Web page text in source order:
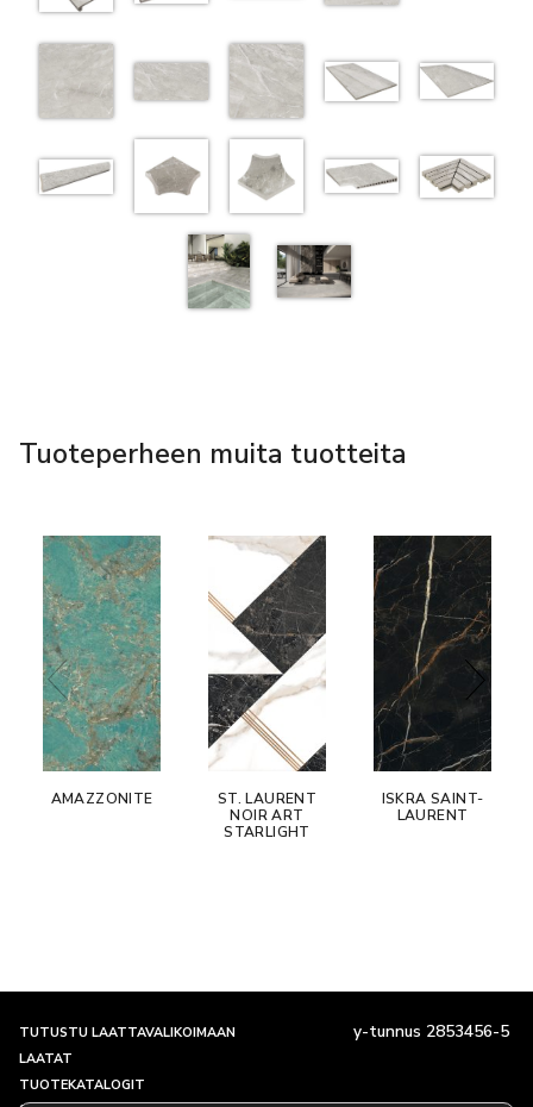
Tuoteperheen muita tuotteita
AMAZZONITE
ST. LAURENT
NOIR ART
STARLIGHT
ISKRA SAINT-
LAURENT
TUTUSTU LAATTAVALIKOIMAAN
LAATAT
TUOTEKATALOGIT
y-tunnus 2853456-5